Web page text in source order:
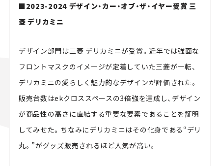
■2023-2024 デザイン・カー・オブ・ザ・イヤー受賞 三
菱 デリカミニ
デザイン部門は三菱 デリカミニが受賞。近年では強面な
フロントマスクのイメージが定着していた三菱が一転、
デリカミニの愛らしく魅力的なデザインが評価された。
販売台数はekクロススペースの3倍強を達成し、デザイン
が商品性の高さに直結する重要な要素であることを証明
してみせた。ちなみにデリカミニはその化身である“デリ
丸。”がグッズ販売されるほど人気が高い。